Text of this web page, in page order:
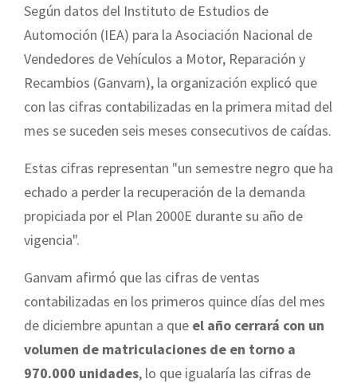
Según datos del Instituto de Estudios de
Automoción (IEA) para la Asociación Nacional de
Vendedores de Vehículos a Motor, Reparación y
Recambios (Ganvam), la organización explicó que
con las cifras contabilizadas en la primera mitad del
mes se suceden seis meses consecutivos de caídas.
Estas cifras representan "un semestre negro que ha
echado a perder la recuperación de la demanda
propiciada por el Plan 2000E durante su año de
vigencia".
Ganvam afirmó que las cifras de ventas
contabilizadas en los primeros quince días del mes
de diciembre apuntan a que el año cerrará con un
volumen de matriculaciones de en torno a
970.000 unidades, lo que igualaría las cifras de